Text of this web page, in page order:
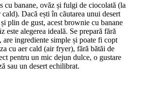
cu banane, ovăz și fulgi de ciocolată (la
Dacă ești în căutarea unui desert
plin de gust, acest brownie cu banane
este alegerea ideală. Se prepară fără
are ingrediente simple și poate fi copt
cu aer cald (air fryer), fără bătăi de
pentru un mic dejun dulce, o gustare
sau un desert echilibrat.